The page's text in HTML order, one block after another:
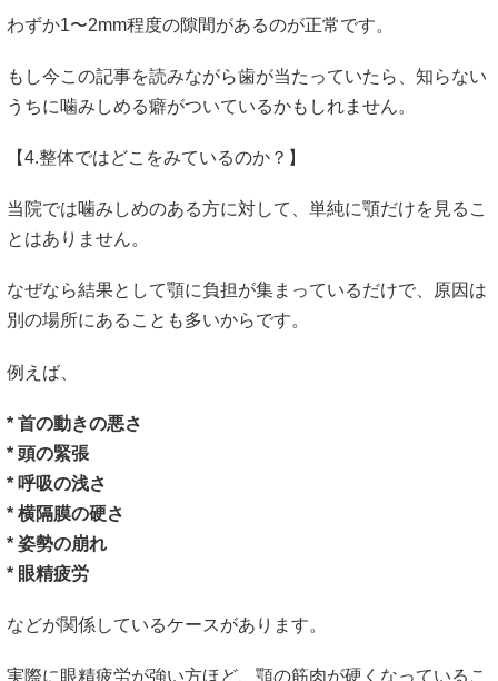
わずか1〜2mm程度の隙間があるのが正常です。
もし今この記事を読みながら歯が当たっていたら、知らない
うちに噛みしめる癖がついているかもしれません。
【4.整体ではどこをみているのか？】
当院では噛みしめのある方に対して、単純に顎だけを見るこ
とはありません。
なぜなら結果として顎に負担が集まっているだけで、原因は
別の場所にあることも多いからです。
例えば、
* 首の動きの悪さ
* 頭の緊張
* 呼吸の浅さ
* 横隔膜の硬さ
* 姿勢の崩れ
* 眼精疲労
などが関係しているケースがあります。
実際に眼精疲労が強い方ほど、顎の筋肉が硬くなっているこ